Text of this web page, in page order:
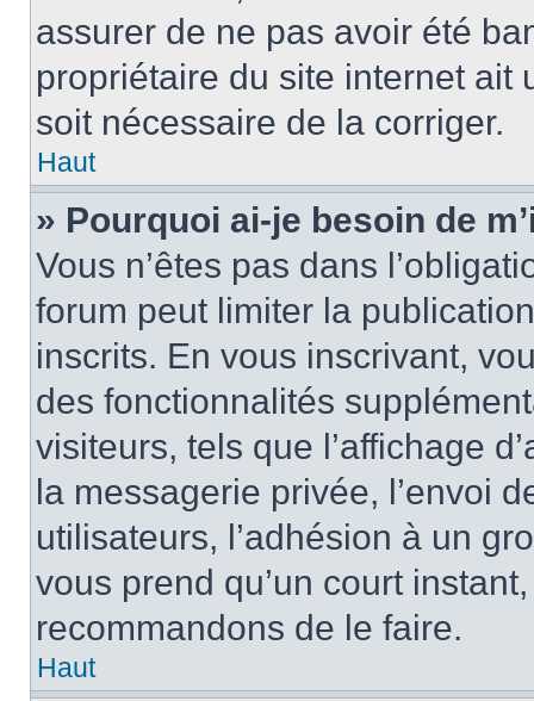
assurer de ne pas avoir été
propriétaire du site internet ait
soit nécessaire de la corriger.
Haut
» Pourquoi ai-je besoin de
Vous n’êtes pas dans
forum peut limiter la
inscrits. En vous inscrivant,
des fonctionnalités
visiteurs, tels que l’affichage
la messagerie privée, l’envoi
utilisateurs, l’adhésion à un
vous prend qu’un court
recommandons de le faire.
Haut